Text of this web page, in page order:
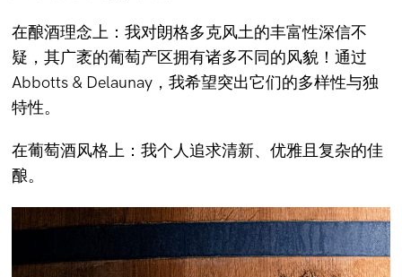
在酿酒理念上：我对朗格多克风土的丰富性深信不
疑，其广袤的葡萄产区拥有诸多不同的风貌！通过
Abbotts & Delaunay，我希望突出它们的多样性与独
特性。
在葡萄酒风格上：我个人追求清新、优雅且复杂的佳
酿。